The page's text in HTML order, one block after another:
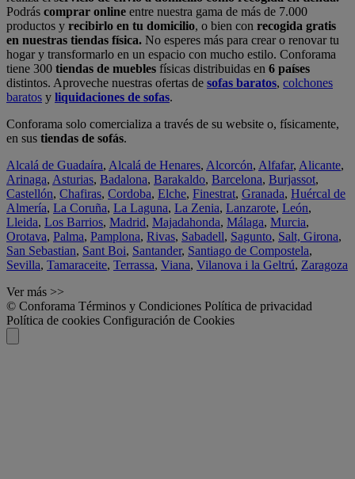
Podrás comprar online entre nuestra gama de más de 7.000
productos y recibirlo en tu domicilio, o bien con recogida gratis
en nuestras tiendas física. No esperes más para crear o renovar tu
hogar y transformarlo en un espacio con mucho estilo. Conforama
tiene 300 tiendas de muebles físicas distribuidas en 6 países
distintos. Aproveche nuestras ofertas de sofas baratos, colchones
baratos y liquidaciones de sofas.
Conforama solo comercializa a través de su website o, físicamente,
en sus tiendas de sofás.
Alcalá de Guadaíra, Alcalá de Henares, Alcorcón, Alfafar, Alicante,
Arinaga, Asturias, Badalona, Barakaldo, Barcelona, Burjassot,
Castellón, Chafiras, Cordoba, Elche, Finestrat, Granada, Huércal de
Almería, La Coruña, La Laguna, La Zenia, Lanzarote, León,
Lleida, Los Barrios, Madrid, Majadahonda, Málaga, Murcia,
Orotava, Palma, Pamplona, Rivas, Sabadell, Sagunto, Salt, Girona,
San Sebastian, Sant Boi, Santander, Santiago de Compostela,
Sevilla, Tamaraceite, Terrassa, Viana, Vilanova i la Geltrú, Zaragoza
Ver más >>
© Conforama Términos y Condiciones Política de privacidad
Política de cookies Configuración de Cookies